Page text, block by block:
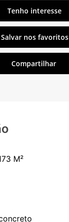
Tenho interesse
Salvar nos favoritos
Compartilhar
M²